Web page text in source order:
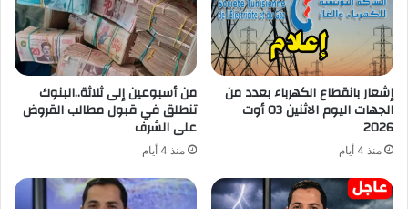
إشعار بانقطاع الكهرباء بعدد من
الجهات اليوم الاثنين 03 أوت
2026
منذ 4 أيام
من أسبوعين إلى ثلاثة..البنوك
تنطلق في قبول مطالب القروض
على الشرف
منذ 4 أيام